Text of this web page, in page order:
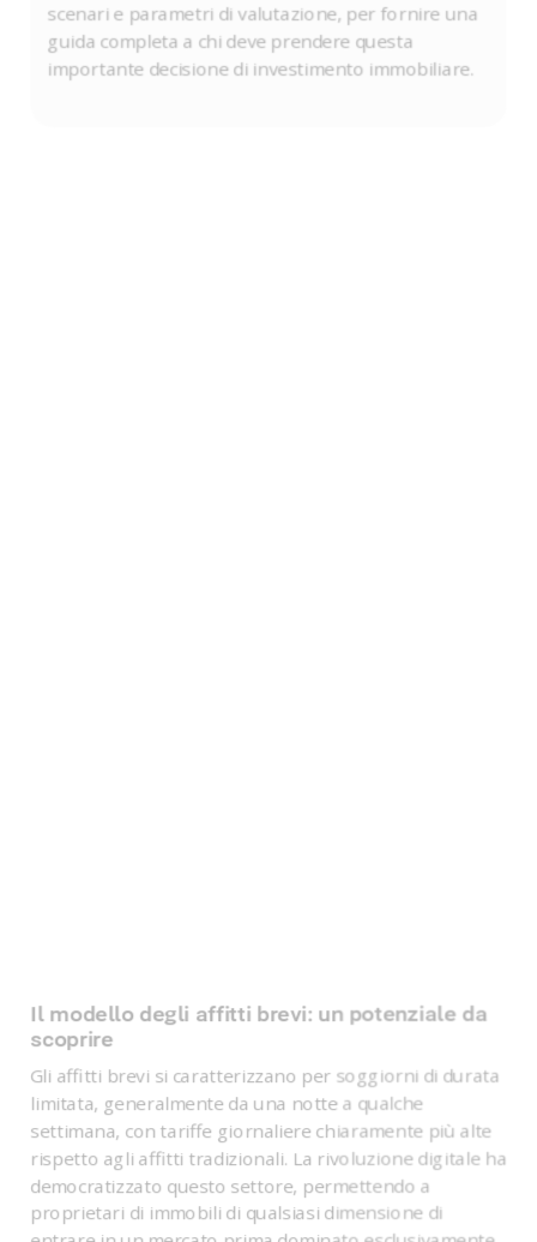
scenari e parametri di valutazione, per fornire una
guida completa a chi deve prendere questa
importante decisione di investimento immobiliare.
Il modello degli affitti brevi: un potenziale da
scoprire
Gli affitti brevi si caratterizzano per soggiorni di durata
limitata, generalmente da una notte a qualche
settimana, con tariffe giornaliere chiaramente più alte
rispetto agli affitti tradizionali. La rivoluzione digitale ha
democratizzato questo settore, permettendo a
proprietari di immobili di qualsiasi dimensione di